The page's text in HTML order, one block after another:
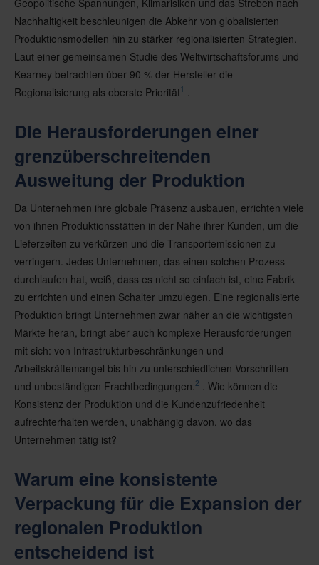
Nachhaltigkeit beschleunigen die Abkehr von globalisierten
Produktionsmodellen hin zu stärker regionalisierten Strategien.
Laut einer gemeinsamen Studie des Weltwirtschaftsforums und
Kearney betrachten über 90 % der Hersteller die
Regionalisierung als oberste Priorität1
Die Herausforderungen einer
grenzüberschreitenden
Ausweitung der Produktion
Da Unternehmen ihre globale Präsenz ausbauen, errichten viele
von ihnen Produktionsstätten in der Nähe ihrer Kunden, um die
Lieferzeiten zu verkürzen und die Transportemissionen zu
verringern. Jedes Unternehmen, das einen solchen Prozess
durchlaufen hat, weiß, dass es nicht so einfach ist, eine Fabrik
zu errichten und einen Schalter umzulegen. Eine regionalisierte
Produktion bringt Unternehmen zwar näher an die wichtigsten
Märkte heran, bringt aber auch komplexe Herausforderungen
mit sich: von Infrastrukturbeschränkungen und
Arbeitskräftemangel bis hin zu unterschiedlichen Vorschriften
und unbeständigen Frachtbedingungen. 2
. Wie können die
Konsistenz der Produktion und die Kundenzufriedenheit
aufrechterhalten werden, unabhängig davon, wo das
Unternehmen tätig ist?
Warum eine konsistente
Verpackung für die Expansion der
regionalen Produktion
entscheidend ist